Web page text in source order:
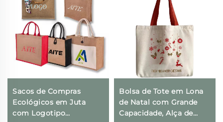
Sacos de Compras
Ecológicos em Juta
com Logotipo
Bolsa de Tote em Lona
de Natal com Grande
Capacidade, Alça de